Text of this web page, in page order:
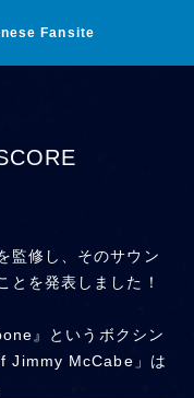
Fansite
監修し、そのサウン
とを発表しました！
』というボクシン
Jimmy McCabe」は